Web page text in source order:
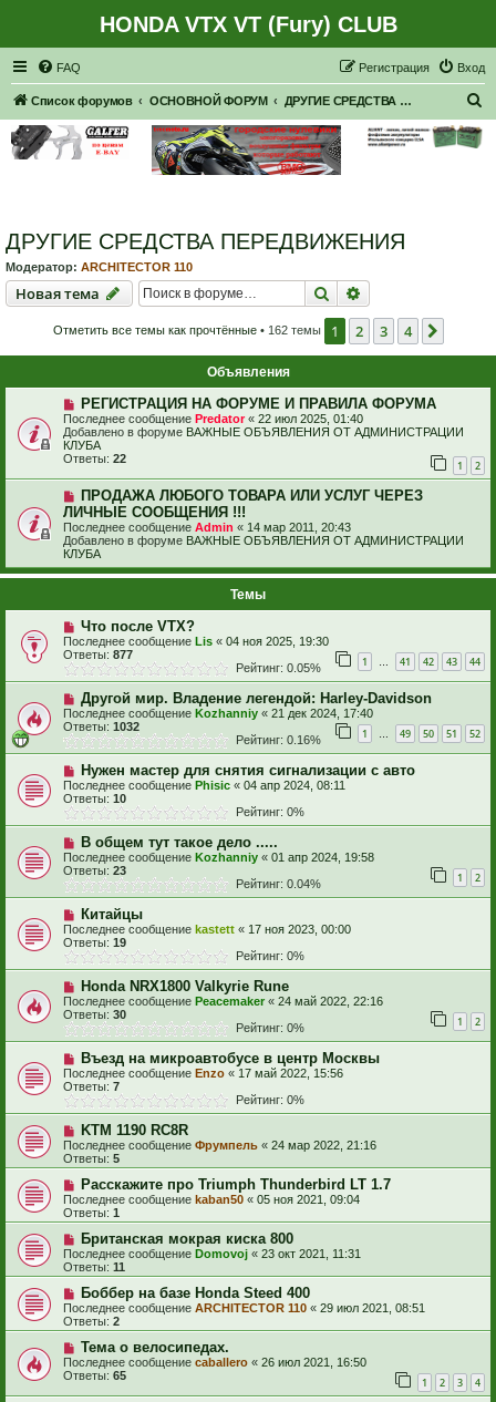
HONDA VTX VT (Fury) CLUB
FAQ Вход
Регистрация
Список форумов ОСНОВНОЙ ФОРУМ ДРУГИЕ СРЕДСТВА ПЕРЕДВИЖЕНИЯ
ДРУГИЕ СРЕДСТВА ПЕРЕДВИЖЕНИЯ
Модератор: ARCHITECTOR 110
Новая тема
Новаятема Поиск
Отметить все темы как прочтённые• 162 темы 1 2 3 4
Объявления
РЕГИСТРАЦИЯ НА ФОРУМЕ И ПРАВИЛА ФОРУМА
Последнее сообщение Predator« 22 июл 2025, 01:40
Добавлено в форуме ВАЖНЫЕ ОБЪЯВЛЕНИЯ ОТ АДМИНИСТРАЦИИ
КЛУБА
Ответы: 22 1 2
ПРОДАЖА ЛЮБОГО ТОВАРА ИЛИ УСЛУГ ЧЕРЕЗ
ЛИЧНЫЕ СООБЩЕНИЯ !!!
Последнее сообщение Admin « 14 мар 2011, 20:43
Добавлено в форуме ВАЖНЫЕ ОБЪЯВЛЕНИЯ ОТ АДМИНИСТРАЦИИ
КЛУБА
Темы
Что после VTX?
Последнее сообщение Lis « 04 ноя 2025, 19:30
Ответы: 877 1 … 41 42 43 44
Рейтинг: 0.05%
Другой мир. Владение легендой: Harley-Davidson
Последнее сообщение Kozhanniy « 21 дек 2024, 17:40
Ответы: 1032 1 … 49 50 51 52
Рейтинг: 0.16%
Нужен мастер для снятия сигнализации с авто
Последнее сообщение Phisic « 04 апр 2024, 08:11
Ответы: 10
Рейтинг: 0%
В общем тут такое дело .....
Последнее сообщение Kozhanniy « 01 апр 2024, 19:58
Ответы: 23 1 2
Рейтинг: 0.04%
Китайцы
Последнее сообщение kastett « 17 ноя 2023, 00:00
Ответы: 19
Рейтинг: 0%
Honda NRX1800 Valkyrie Rune
Последнее сообщение Peacemaker « 24 май 2022, 22:16
Ответы: 30 1 2
Рейтинг: 0%
Въезд на микроавтобусе в центр Москвы
Последнее сообщение Enzo « 17 май 2022, 15:56
Ответы: 7
Рейтинг: 0%
KTM 1190 RC8R
Последнее сообщение Фрумпель « 24 мар 2022, 21:16
Ответы: 5
Расскажите про Triumph Thunderbird LT 1.7
Последнее сообщение kaban50 « 05 ноя 2021, 09:04
Ответы: 1
Британская мокрая киска 800
Последнее сообщение Domovoj « 23 окт 2021, 11:31
Ответы: 11
Боббер на базе Honda Steed 400
Последнее сообщение ARCHITECTOR 110 « 29 июл 2021, 08:51
Ответы: 2
Тема о велосипедах.
Последнее сообщение caballero « 26 июл 2021, 16:50
Ответы: 65 1 2 3 4